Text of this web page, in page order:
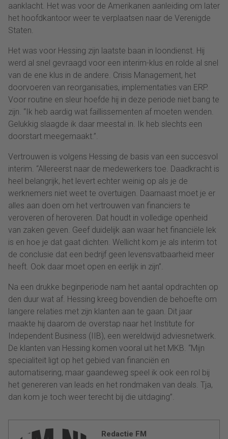
aanklacht. Het was voor de Amerikanen aanleiding om later
het hoofdkantoor weer te verplaatsen naar de Verenigde
Staten.
Het was voor Hessing zijn laatste baan in loondienst. Hij
werd al snel gevraagd voor een interim-klus en rolde al snel
van de ene klus in de andere. Crisis Management, het
doorvoeren van reorganisaties, implementaties van ERP.
Voor routine en sleur hoefde hij in deze periode niet bang te
zijn. “Ik heb aardig wat faillissementen af moeten wenden.
Gelukkig slaagde ik daar meestal in. Ik heb slechts een
doorstart meegemaakt.”.
Vertrouwen is volgens Hessing de basis van een succesvol
interim. “Allereerst naar de medewerkers toe. Daadkracht is
heel belangrijk, het levert echter weinig op als je de
werknemers niet weet te overtuigen. Daarnaast moet je er
alles aan doen om het vertrouwen van financiers te
veroveren of heroveren. Dat houdt in volledige openheid
van zaken geven. Geef duidelijk aan waar het financiële lek
is en hoe je dat gaat dichten. Wellicht kom je als interim tot
de conclusie dat een bedrijf geen levensvatbaarheid meer
heeft. Ook daar moet open en eerlijk in zijn”.
Na een drukke beginperiode nam het aantal opdrachten op
den duur wat af. Hessing kreeg bovendien de behoefte om
langere relaties met zijn klanten aan te gaan. Dit jaar
maakte hij daarom de overstap naar het Institute for
Independent Business (IIB), een wereldwijd adviesnetwerk.
De klanten van Hessing komen vooral uit het MKB. “Mijn
specialiteit ligt op het gebied van financiën en
automatisering, maar gaandeweg speel ik ook een rol bij
het genereren van leads en het rondmaken van deals. Tja,
dan kom je toch weer terecht bij die uitdaging”.
Redactie FM